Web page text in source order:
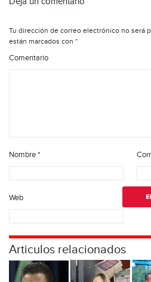
Tu dirección de correo electrónico no será
están marcados con *
Comentario
Nombre*
Web
Articulos relacionados